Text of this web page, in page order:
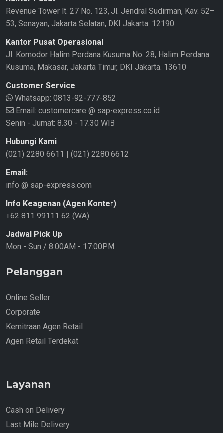
Revenue Tower lt. 27 No. 123, Jl. Jendral Sudirman, Kav. 52–
53, Senayan, Jakarta Selatan, DKI Jakarta. 12190
Kantor Pusat Operasional
Jl. Komodor Halim Perdana Kusuma No. 28, Halim Perdana
Kusuma, Makasar, Jakarta Timur, DKI Jakarta. 13610
Customer Service
Whatsapp: 0813-92-777-852
Email: customercare @ sap-express.co.id
Senin - Jumat: 8.30 - 17.30 WIB
Hubungi Kami
(021) 2280 6611 | (021) 2280 6612
Email:
info @ sap-express.com
Info Keagenan (Agen Konter)
+62 811 99111 62 (WA)
Jadwal Pick Up
Mon - Sun / 8:00AM - 17:00PM
Pelanggan
Online Seller
Corporate
Kemitraan Agen Retail
Agen Retail Terdekat
Layanan
Cash on Delivery
Last Mile Delivery